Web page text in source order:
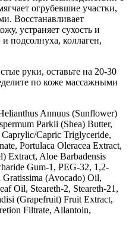
огрубевшие участки,
Восстанавливает
устраняет сухость и
подсолнуха, коллаген,
руки, оставьте на 20-30
по коже массажными
Annuus (Sunflower)
Parkii (Shea) Butter,
Capric Triglyceride,
Portulaca Oleracea Extract,
Extract, Aloe Barbadensis
Gum-1, PEG-32, 1,2-
Gratissima (Avocado) Oil,
Oil, Steareth-2, Steareth-21,
(Grapefruit) Fruit Extract,
Filtrate, Allantoin,